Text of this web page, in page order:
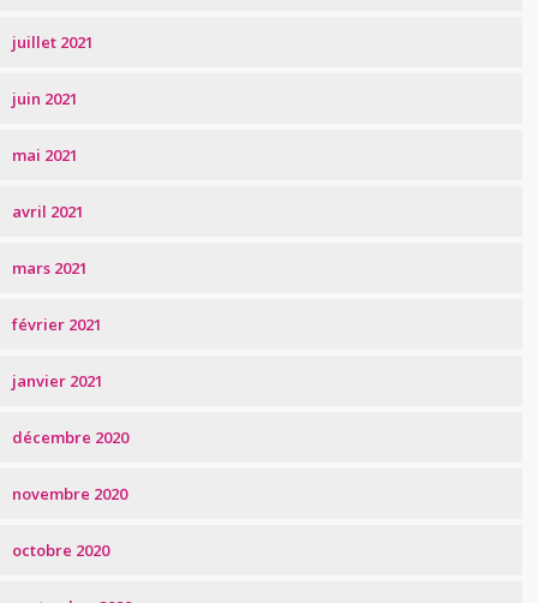
juillet 2021
juin 2021
mai 2021
avril 2021
mars 2021
février 2021
janvier 2021
décembre 2020
novembre 2020
octobre 2020